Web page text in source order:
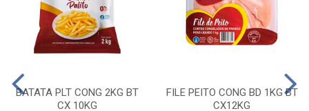
BATATA PLT CONG 2KG BT
CX 10KG
FILE PEITO CONG BD 1KG BT
CX12KG